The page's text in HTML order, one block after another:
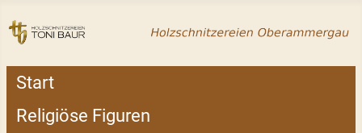
Start
Religiöse Figuren